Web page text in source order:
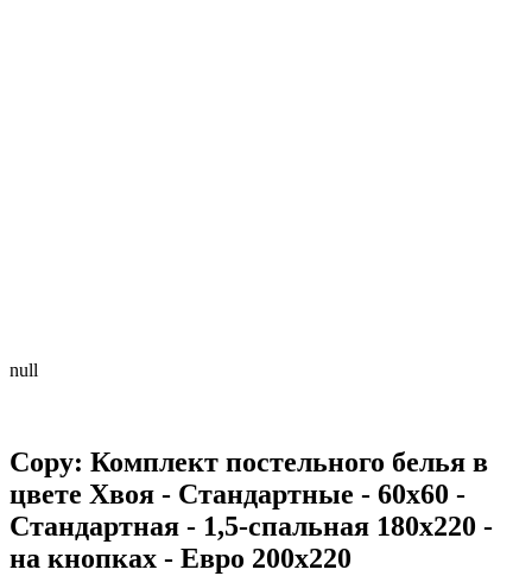
null
Copy: Комплект постельного белья в
цвете Хвоя - Стандартные - 60х60 -
Стандартная - 1,5-спальная 180х220 -
на кнопках - Евро 200х220